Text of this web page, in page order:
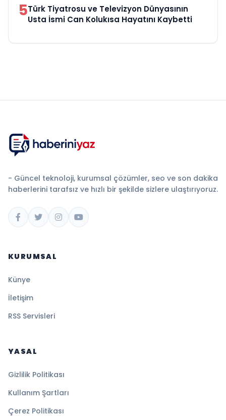
5Türk Tiyatrosu ve Televizyon Dünyasının
Usta İsmi Can Kolukısa Hayatını Kaybetti
- Güncel teknoloji, kurumsal çözümler, seo ve son dakika
haberlerini tarafsız ve hızlı bir şekilde sizlere ulaştırıyoruz.
KURUMSAL
Künye
İletişim
RSS Servisleri
YASAL
Gizlilik Politikası
Kullanım Şartları
Çerez Politikası